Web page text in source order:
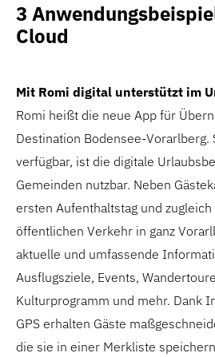
3
Cloud
Mit Romi digital unterstützt im
Romi heißt die neue App für
Destination Bodensee-Vorarlberg.
verfügbar, ist die digitale
Gemeinden nutzbar. Neben
ersten Aufenthaltstag und
öffentlichen Verkehr in ganz
aktuelle und umfassende
Ausflugsziele, Events,
Kulturprogramm und mehr. Dank
GPS erhalten Gäste
die sie in einer Merkliste